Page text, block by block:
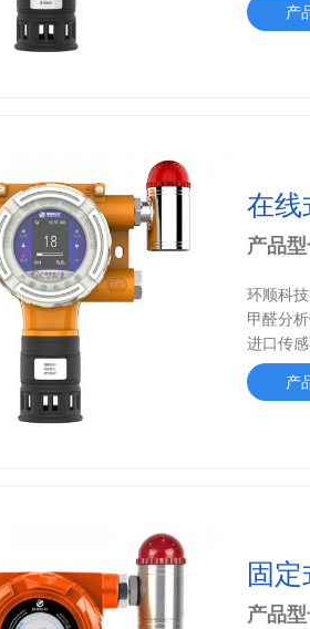
产
在线
产品型
环顺科
甲醛分
进口传
产
固
产品型